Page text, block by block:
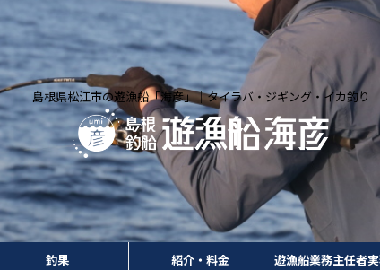
島根県松江市の遊漁船「海彦」｜タイラバ・ジギング・イカ釣り
釣果 紹介・料金 遊漁船業務主任者